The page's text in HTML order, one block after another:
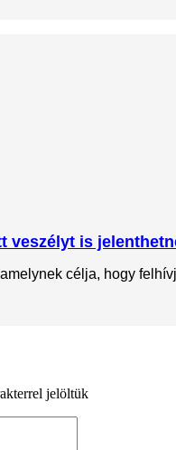
veszélyt is
célja, hogy
jelöltük